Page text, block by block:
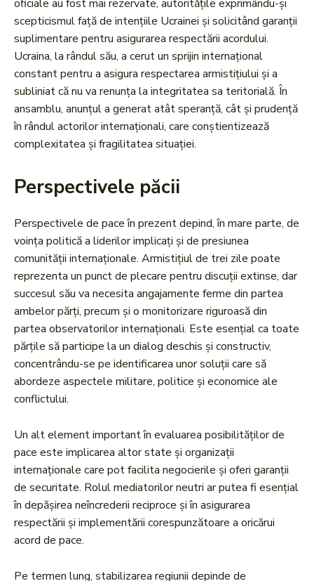
oficiale au fost mai rezervate, autoritățile exprimându-și
scepticismul față de intențiile Ucrainei și solicitând garanții
suplimentare pentru asigurarea respectării acordului.
Ucraina, la rândul său, a cerut un sprijin internațional
constant pentru a asigura respectarea armistițiului și a
subliniat că nu va renunța la integritatea sa teritorială. În
ansamblu, anunțul a generat atât speranță, cât și prudență
în rândul actorilor internaționali, care conștientizează
complexitatea și fragilitatea situației.
Perspectivele păcii
Perspectivele de pace în prezent depind, în mare parte, de
voința politică a liderilor implicați și de presiunea
comunității internaționale. Armistițiul de trei zile poate
reprezenta un punct de plecare pentru discuții extinse, dar
succesul său va necesita angajamente ferme din partea
ambelor părți, precum și o monitorizare riguroasă din
partea observatorilor internaționali. Este esențial ca toate
părțile să participe la un dialog deschis și constructiv,
concentrându-se pe identificarea unor soluții care să
abordeze aspectele militare, politice și economice ale
conflictului.
Un alt element important în evaluarea posibilităților de
pace este implicarea altor state și organizații
internaționale care pot facilita negocierile și oferi garanții
de securitate. Rolul mediatorilor neutri ar putea fi esențial
în depășirea neîncrederii reciproce și în asigurarea
respectării și implementării corespunzătoare a oricărui
acord de pace.
Pe termen lung, stabilizarea regiunii depinde de